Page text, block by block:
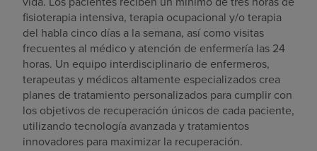
fisioterapia intensiva, terapia ocupacional y/o terapia
del habla cinco días a la semana, así como visitas
frecuentes al médico y atención de enfermería las 24
horas. Un equipo interdisciplinario de enfermeros,
terapeutas y médicos altamente especializados crea
planes de tratamiento personalizados para cumplir con
los objetivos de recuperación únicos de cada paciente,
utilizando tecnología avanzada y tratamientos
innovadores para maximizar la recuperación.